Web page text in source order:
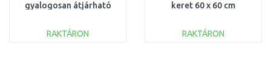
gyalogosan átjárható
RAKTÁRON
keret 60 x 60 cm
RAKTÁRON